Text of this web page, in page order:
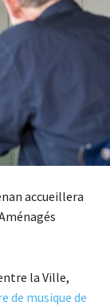
accueillera
la Ville,
de musique de